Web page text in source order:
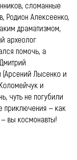
сломанные
Родион Алексеенко,
драматизмом,
археолог
помочь, а
(Арсений Лысенко и
и
чуть не погубили
приключения — как
— вы космонавты!